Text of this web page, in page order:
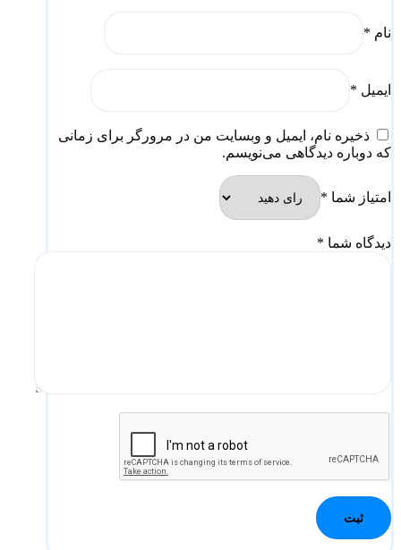
نام *
ایمیل *
ذخیره نام، ایمیل و وبسایت من در مرورگر برای زمانی
که دوباره دیدگاهی می‌نویسم.
امتیاز شما *
دیدگاه شما *